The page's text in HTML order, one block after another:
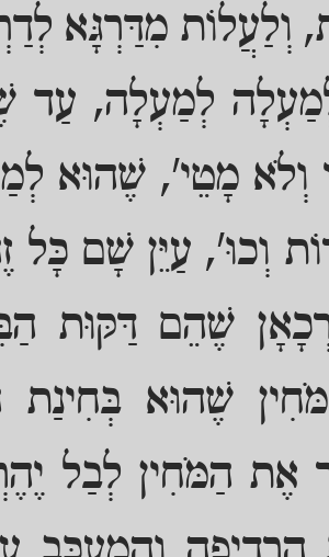
וְלַעֲלוֹת מִדַּרְגָּא
לְמַעְלָה, עַד
וְלֹא מָטֵי', שֶׁהוּא
וְכוּ', עַיֵּן שָׁם
שֶׁהֵם דַּקּוּת
שֶׁהוּא
אֶת הַמֹּחִין לְבַל